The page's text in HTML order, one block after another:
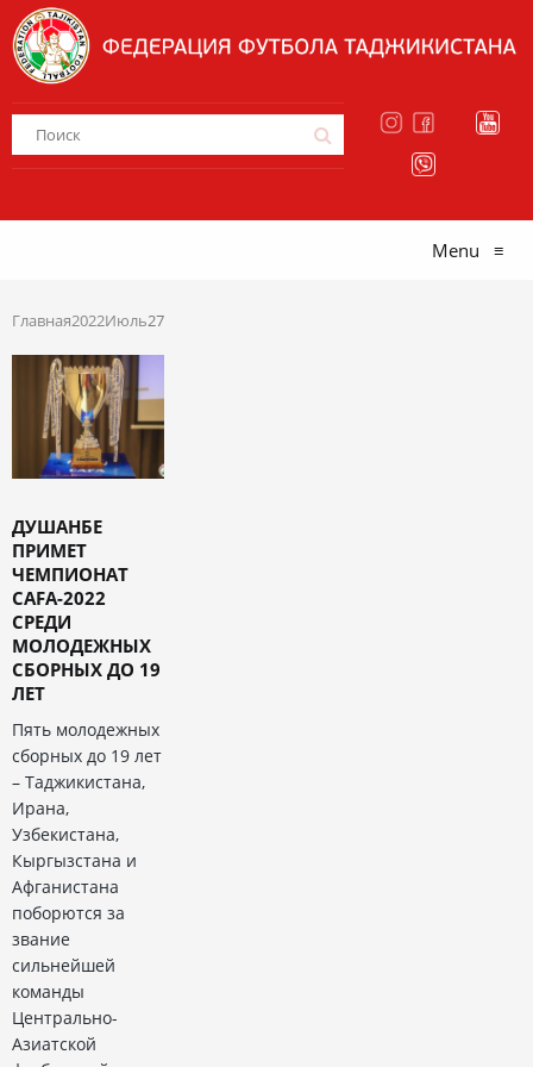
Menu ≡
Главная2022Июль27
ДУШАНБЕ
ПРИМЕТ
ЧЕМПИОНАТ
CAFA-2022
СРЕДИ
МОЛОДЕЖНЫХ
СБОРНЫХ ДО 19
ЛЕТ
Пять молодежных
сборных до 19 лет
– Таджикистана,
Ирана,
Узбекистана,
Кыргызстана и
Афганистана
поборются за
звание
сильнейшей
команды
Центрально-
Азиатской